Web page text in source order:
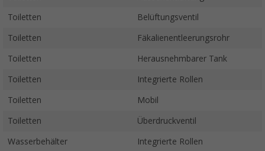
Toiletten Belüftungsventil
Toiletten Fäkalienentleerungsrohr
Toiletten Herausnehmbarer Tank
Toiletten Integrierte Rollen
Toiletten Mobil
Toiletten Überdruckventil
Wasserbehälter Integrierte Rollen